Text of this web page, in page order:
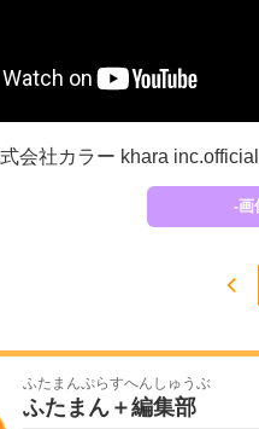
会社カラー khara inc.official
-画
ふたまんぷらすへんしゅうぶ
ふたまん＋編集部